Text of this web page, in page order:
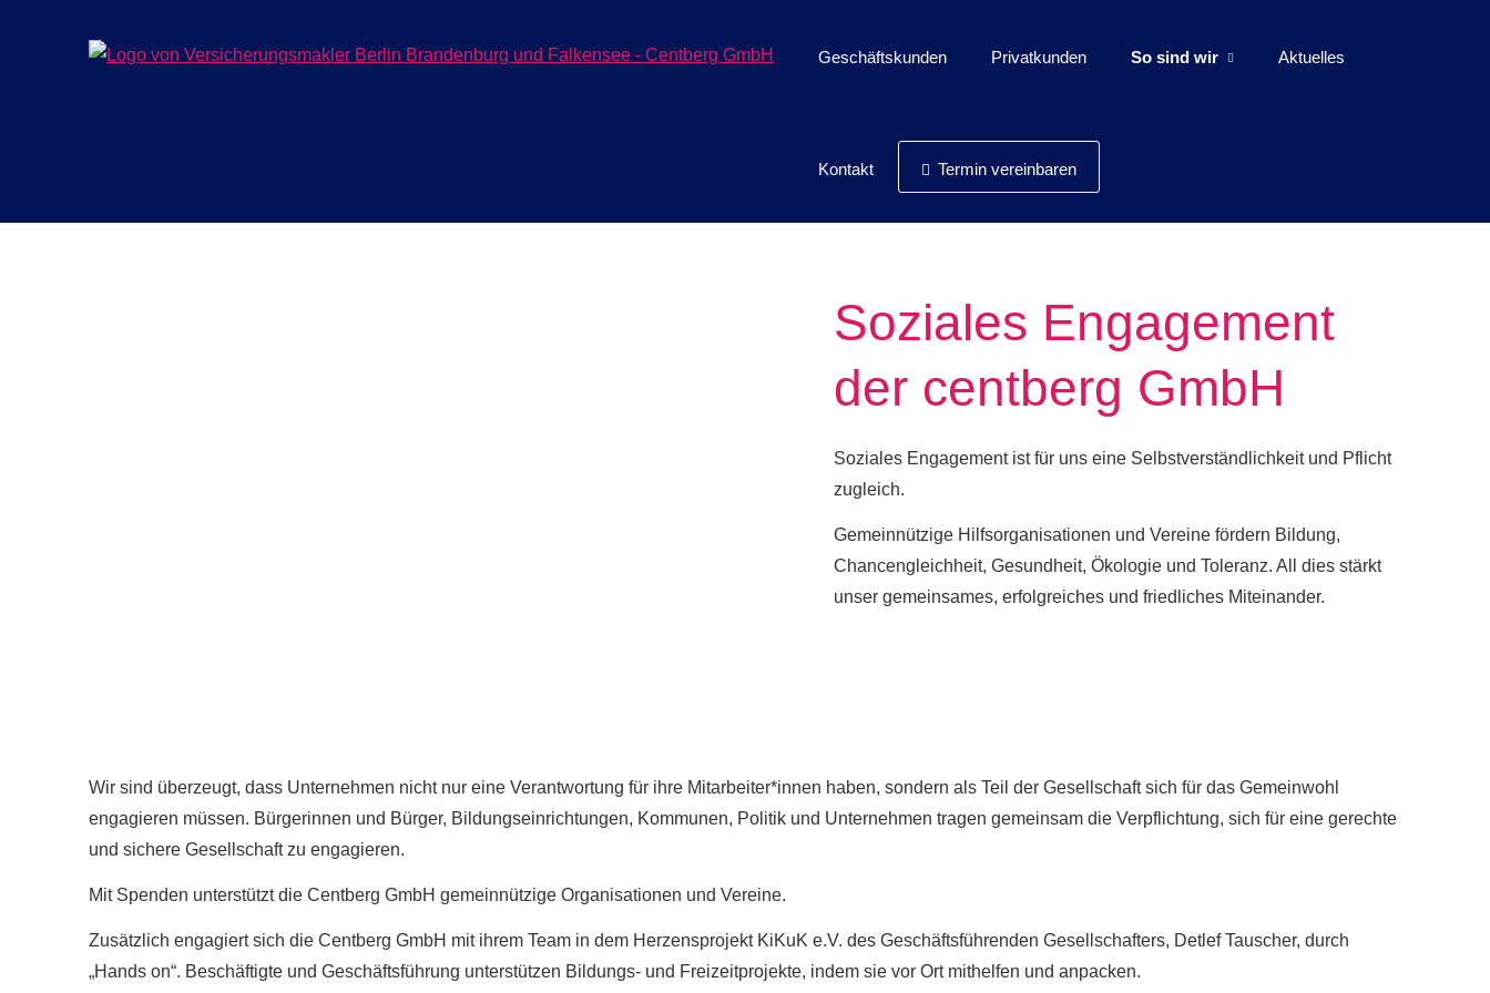
Geschäftskunden Privatkunden So sind wir Aktuelles
Kontakt Termin ver­ein­baren
Soziales Engagement
der centberg GmbH
Soziales Engagement ist für uns eine Selbstverständlichkeit und Pflicht
zugleich.
Gemeinnützige Hilfsorganisationen und Vereine fördern Bildung,
Chancengleichheit, Gesundheit, Ökologie und Toleranz. All dies stärkt
unser gemeinsames, erfolgreiches und friedliches Miteinander.
Wir sind überzeugt, dass Unternehmen nicht nur eine Verantwortung für ihre Mitarbeiter*innen haben, sondern als Teil der Gesellschaft sich für das Gemeinwohl
engagieren müssen. Bürgerinnen und Bürger, Bildungseinrichtungen, Kommunen, Politik und Unternehmen tragen gemeinsam die Verpflichtung, sich für eine gerechte
und sichere Gesellschaft zu engagieren.
Mit Spenden unterstützt die Centberg GmbH gemeinnützige Organisationen und Vereine.
Zusätzlich engagiert sich die Centberg GmbH mit ihrem Team in dem Herzensprojekt KiKuK e.V. des Geschäftsführenden Gesellschafters, Detlef Tauscher, durch
„Hands on“. Beschäftigte und Geschäftsführung unterstützen Bildungs- und Freizeitprojekte, indem sie vor Ort mithelfen und anpacken.